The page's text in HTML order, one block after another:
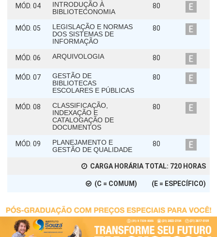
MÓD. 04
INTRODUÇÃO À
BIBLIOTECONOMIA
80
MÓD. 05
LEGISLAÇÃO E NORMAS
DOS SISTEMAS DE
INFORMAÇÃO
80
MÓD. 06 ARQUIVOLOGIA 80
MÓD. 07
GESTÃO DE
BIBLIOTECAS
ESCOLARES E PÚBLICAS
80
MÓD. 08
CLASSIFICAÇÃO,
INDEXAÇÃO E
CATALOGAÇÃO DE
DOCUMENTOS
80
MÓD. 09
PLANEJAMENTO E
GESTÃO DE QUALIDADE
80
CARGA HORÁRIA TOTAL: 720 HORAS
(C = COMUM) (E = ESPECÍFICO)